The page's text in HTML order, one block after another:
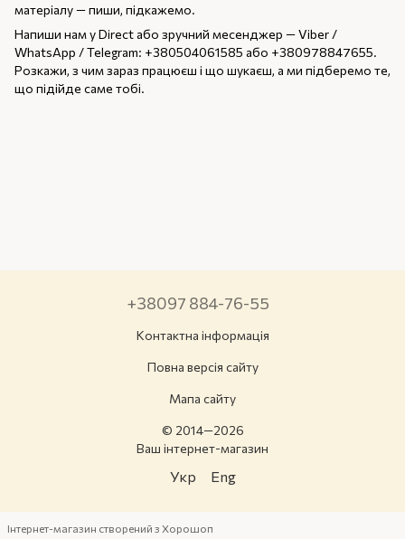
матеріалу — пиши, підкажемо.
Напиши нам у Direct або зручний месенджер — Viber /
WhatsApp / Telegram: +380504061585 або +380978847655.
Розкажи, з чим зараз працюєш і що шукаєш, а ми підберемо те,
що підійде саме тобі.
+38097 884-76-55
Контактна інформація
Повна версія сайту
Мапа сайту
© 2014—2026
Ваш інтернет-магазин
Укр Eng
Інтернет-магазин створений з Хорошоп